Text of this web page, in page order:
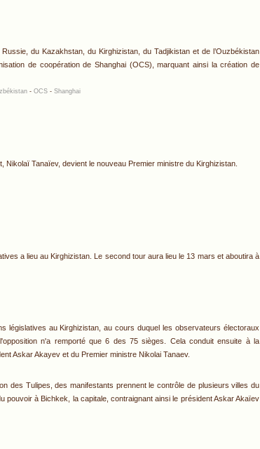
du Kazakhstan, du Kirghizistan, du Tadjikistan et de l’Ouzbékistan
de coopération de Shanghai (OCS), marquant ainsi la création de
- OCS - Shanghai
Nikolaï Tanaïev, devient le nouveau Premier ministre du Kirghizistan.
a lieu au Kirghizistan. Le second tour aura lieu le 13 mars et aboutira à
législatives au Kirghizistan, au cours duquel les observateurs électoraux
n'a remporté que 6 des 75 sièges. Cela conduit ensuite à la
Askar Akayev et du Premier ministre Nikolai Tanaev.
des Tulipes, des manifestants prennent le contrôle de plusieurs villes du
pouvoir à Bichkek, la capitale, contraignant ainsi le président Askar Akaïev